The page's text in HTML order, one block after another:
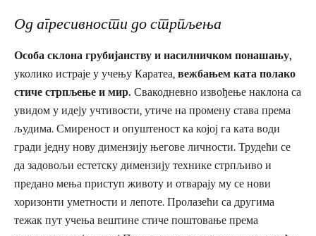
Од агресивности до стрпљења
Особа склона грубијанству и насилничком понашању,
уколико истраје у учењу Каратеа, вежбањем ката полако
стиче стрпљење и мир. Свакодневно извођење наклона са
увидом у идеју учтивости, утиче на промену става према
људима. Смиреност и опуштеност ка којој га ката води
гради једну нову димензију његове личности. Трудећи се
да задовољи естетску димензију технике стрпљиво и
предано мења приступ животу и отварају му се нови
хоризонти уметности и лепоте. Пролазећи са другима
тежак пут учења вештине стиче поштовање према